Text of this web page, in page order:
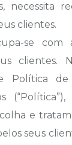
necessita
clientes.
se com
clientes.
Política de
e
seus